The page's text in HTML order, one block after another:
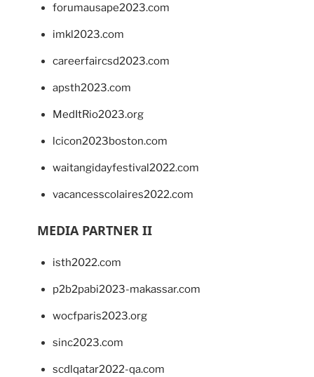
forumausape2023.com
imkl2023.com
careerfaircsd2023.com
apsth2023.com
MedItRio2023.org
lcicon2023boston.com
waitangidayfestival2022.com
vacancesscolaires2022.com
MEDIA PARTNER II
isth2022.com
p2b2pabi2023-makassar.com
wocfparis2023.org
sinc2023.com
scdlqatar2022-qa.com